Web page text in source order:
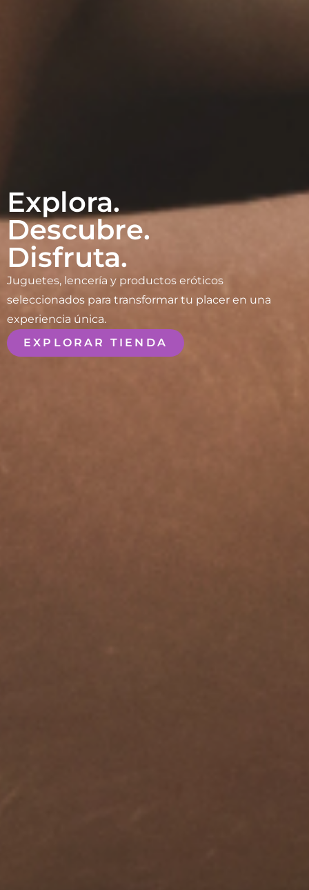
Explora.
Descubre.
Disfruta.
Juguetes, lencería y productos eróticos
seleccionados para transformar tu placer en una
experiencia única.
EXPLORAR TIENDA